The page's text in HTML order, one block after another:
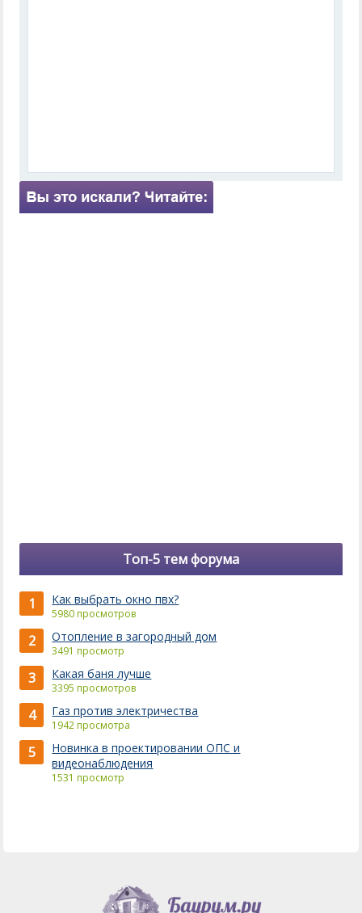
Топ-5 тем форума
1 Как выбрать окно пвх?
5980 просмотров
2 Отопление в загородный дом
3491 просмотр
3 Какая баня лучше
3395 просмотров
4 Газ против электричества
1942 просмотра
5
Новинка в проектировании ОПС и
видеонаблюдения
1531 просмотр